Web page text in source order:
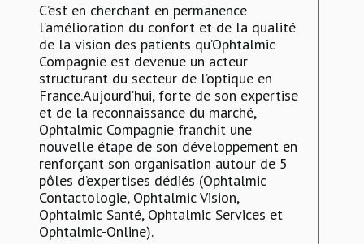
C’est en cherchant en permanence
l’amélioration du confort et de la qualité
de la vision des patients qu’Ophtalmic
Compagnie est devenue un acteur
structurant du secteur de l’optique en
France.Aujourd’hui, forte de son expertise
et de la reconnaissance du marché,
Ophtalmic Compagnie franchit une
nouvelle étape de son développement en
renforçant son organisation autour de 5
pôles d’expertises dédiés (Ophtalmic
Contactologie, Ophtalmic Vision,
Ophtalmic Santé, Ophtalmic Services et
Ophtalmic-Online).